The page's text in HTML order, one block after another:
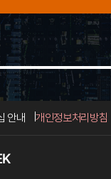
안내 개인정보처리방침